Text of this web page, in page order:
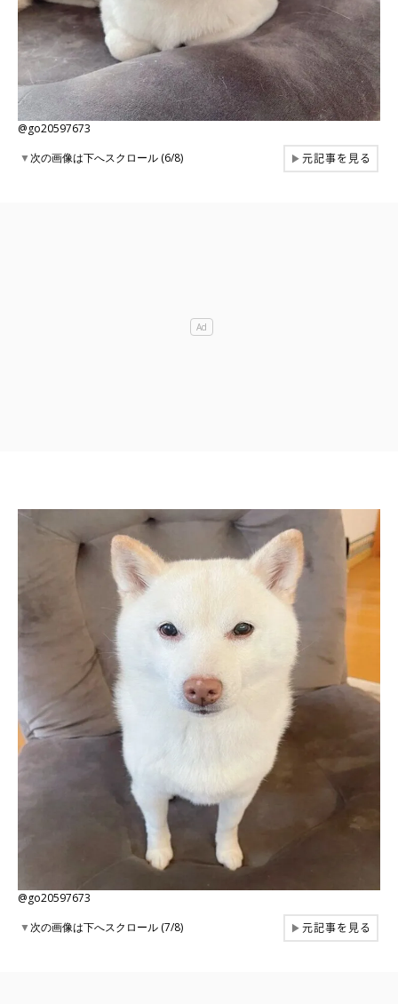
@go20597673
▼次の画像は下へスクロール (6/8) ▶元記事を見る
@go20597673
▼次の画像は下へスクロール (7/8) ▶元記事を見る